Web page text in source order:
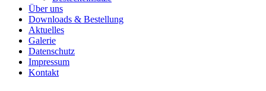
Über uns
Downloads & Bestellung
Aktuelles
Galerie
Datenschutz
Impressum
Kontakt